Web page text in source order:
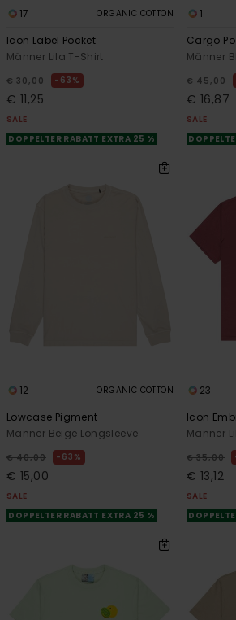
17 ORGANIC COTTON
Icon Label Pocket
Männer Lila T-Shirt
€ 30,00 63%
€ 11,25
SALE
DOPPELTER RABATT EXTRA 25 %
1
Cargo
Männer
€ 45,00
€ 16,87
SALE
12 ORGANIC COTTON
Lowcase Pigment
Männer Beige Longsleeve
€ 40,00 63%
€ 15,00
SALE
DOPPELTER RABATT EXTRA 25 %
23
Icon
Männer
€ 35,00
€ 13,12
SALE